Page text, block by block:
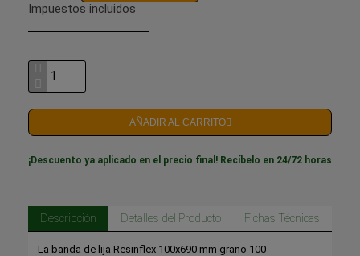
Impuestos incluidos
AÑADIR AL CARRITO
¡Descuento ya aplicado en el precio final! Recíbelo en 24/72 horas
Descripción Detalles del Producto Fichas Técnicas
La banda de lija Resinflex 100x690 mm grano 100